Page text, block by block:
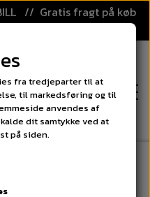
// Gratis fragt på køb
Sæt - Unihoc STREET -
fra tredjeparter til at
til markedsføring og til
anvendes af
dit samtykke ved at
på siden.